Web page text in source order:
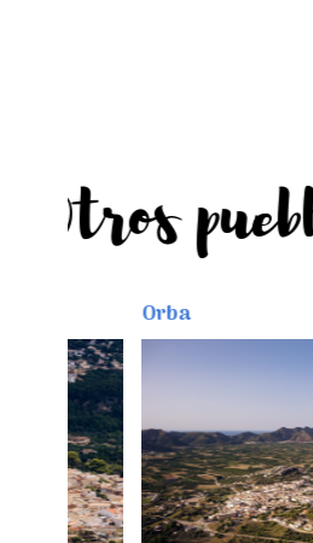
Otros